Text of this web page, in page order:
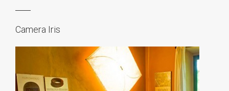
Camera Iris